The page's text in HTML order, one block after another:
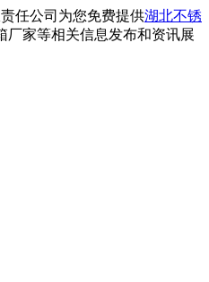
任公司为您免费提供湖北不锈
厂家等相关信息发布和资讯展